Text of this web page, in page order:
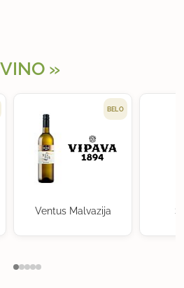
BELO
Ventus Malvazija